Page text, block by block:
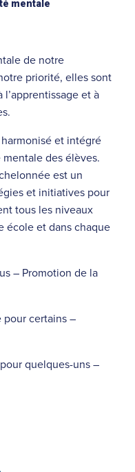
mentale
de notre
priorité, elles sont
et à
et intégré
des élèves.
est un
et initiatives pour
tous les niveaux
école et dans chaque
– Promotion de la
pour certains –
quelques-uns –